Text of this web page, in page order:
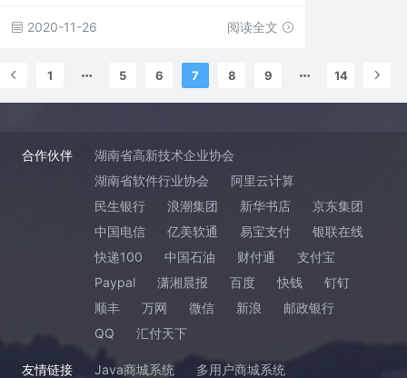
2020-11-26 阅读全文
1 5 6 7 8 9 14
合作伙伴
湖南省高新技术企业协会
湖南省软件行业协会
阿里云计算
民生银行
浪潮集团 新华书店
京东集团
中国电信
亿美软通 易宝支付
银联在线
快递100
中国石油 财付通
支付宝
Paypal
潇湘晨报 百度 快钱
钉钉
顺丰
万网 微信 新浪
邮政银行
QQ
汇付天下
友情链接 Java商城系统
多用户商城系统